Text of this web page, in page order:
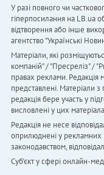
У разі повного чи
гіперпосилання на LB.ua
відтворення або інше
агентство "Українськi
Матеріали, які
компаній" / "Пресреліз" /
правах реклами. Редакція
представлені.
редакція бере участь у
висловлені у цих
Редакція не несе
оприлюднені у рекламних
законодавством,
Cуб'єкт у сфері онлайн-